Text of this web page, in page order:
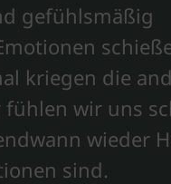
gefühlsmäßig
kriegen die
wir uns
wieder
sind.